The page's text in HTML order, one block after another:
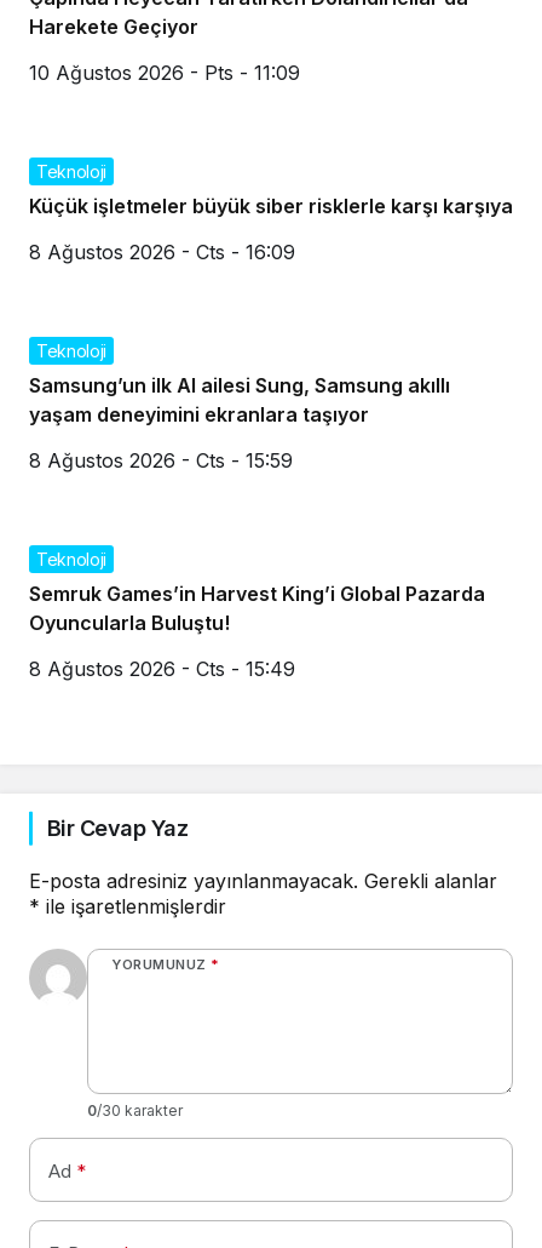
Harekete Geçiyor
10 Ağustos 2026 - Pts - 11:09
Teknoloji
Küçük işletmeler büyük siber risklerle karşı karşıya
8 Ağustos 2026 - Cts - 16:09
Teknoloji
Samsung’un ilk AI ailesi Sung, Samsung akıllı
yaşam deneyimini ekranlara taşıyor
8 Ağustos 2026 - Cts - 15:59
Teknoloji
Semruk Games’in Harvest King’i Global Pazarda
Oyuncularla Buluştu!
8 Ağustos 2026 - Cts - 15:49
Bir Cevap Yaz
E-posta adresiniz yayınlanmayacak. Gerekli alanlar
* ile işaretlenmişlerdir
YORUMUNUZ *
0/30 karakter
Ad *